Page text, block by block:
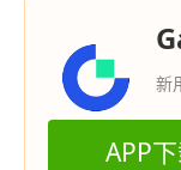
新
APP